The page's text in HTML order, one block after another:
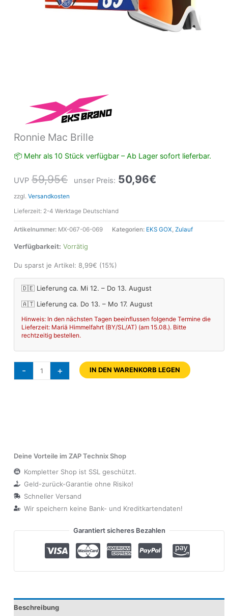
Ronnie Mac Brille
📦 Mehr als 10 Stück verfügbar – Ab Lager sofort lieferbar.
UVP 59,95€ unser Preis: 50,96€
zzgl. Versandkosten
Lieferzeit: 2-4 Werktage Deutschland
Artikelnummer: MX-067-06-069 Kategorien: EKS GOX, Zulauf
Verfügbarkeit: Vorrätig
Du sparst je Artikel: 8,99€ (15%)
🇩🇪 Lieferung ca. Mi 12. – Do 13. August
🇦🇹 Lieferung ca. Do 13. – Mo 17. August
Hinweis: In den nächsten Tagen beeinflussen folgende Termine die
Lieferzeit: Mariä Himmelfahrt (BY/SL/AT) (am 15.08.). Bitte
rechtzeitig bestellen.
- + IN DEN WARENKORB LEGEN
Deine Vorteile im ZAP Technix Shop
Kompletter Shop ist SSL geschützt.
Geld-zurück-Garantie ohne Risiko!
Schneller Versand
Wir speichern keine Bank- und Kreditkartendaten!
Garantiert sicheres Bezahlen
Beschreibung